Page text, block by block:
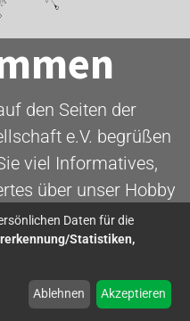
den Seiten der
e.V. begrüßen
viel Informatives,
über unser Hobby
Daten für die
Statistiken,
Ablehnen Akzeptieren